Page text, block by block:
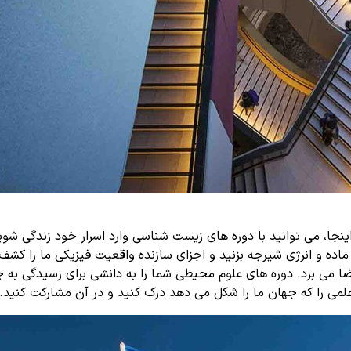
می توانید با دوره های زیست شناسی وارد اسرار خود زندگی
و انرژی شیرجه بزنید و اجزای سازنده واقعیت فیزیکی ما را
می برد. دوره های علوم محیطی شما را به دانشی برای رسیدگی
را که جهان ما را شکل می دهد درک کنید و در آن مشارکت کنید.